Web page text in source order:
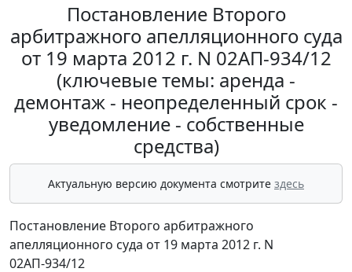
Постановление Второго
арбитражного апелляционного суда
от 19 марта 2012 г. N 02АП-934/12
(ключевые темы: аренда -
демонтаж - неопределенный срок -
уведомление - собственные
средства)
Актуальную версию документа смотрите здесь
Постановление Второго арбитражного
апелляционного суда от 19 марта 2012 г. N
02АП-934/12